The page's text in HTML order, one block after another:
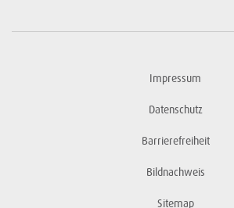
Impressum
Datenschutz
Barrierefreiheit
Bildnachweis
Sitemap